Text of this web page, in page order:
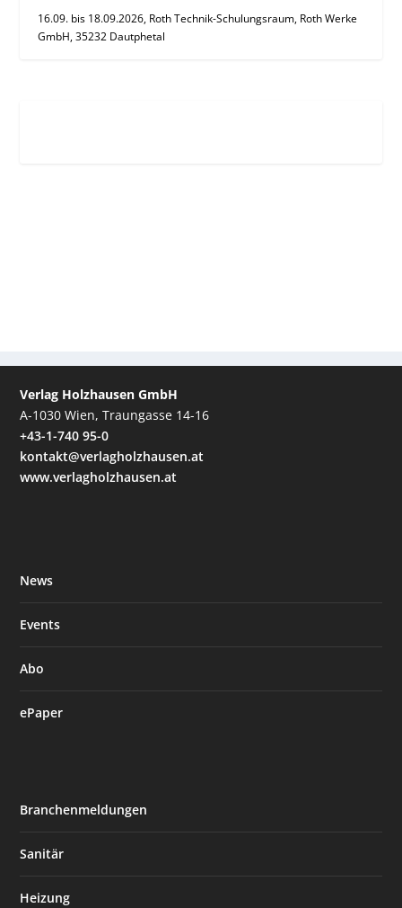
16.09. bis 18.09.2026, Roth Technik-Schulungsraum, Roth Werke
GmbH, 35232 Dautphetal
Verlag Holzhausen GmbH
A-1030 Wien, Traungasse 14-16
+43-1-740 95-0
kontakt@verlagholzhausen.at
www.verlagholzhausen.at
News
Events
Abo
ePaper
Branchenmeldungen
Sanitär
Heizung